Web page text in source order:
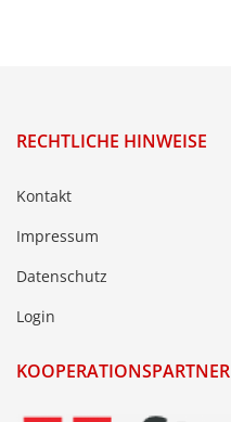
RECHTLICHE HINWEISE
Kontakt
Impressum
Datenschutz
Login
KOOPERATIONSPARTNER